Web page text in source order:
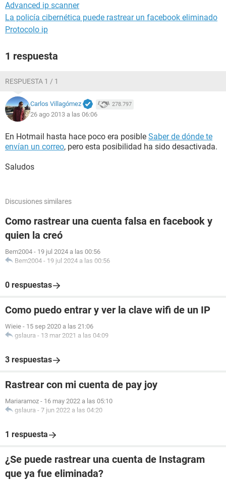
Advanced ip scanner
La policía cibernética puede rastrear un facebook eliminado
Protocolo ip
1 respuesta
RESPUESTA 1 / 1
Carlos Villagómez 278.797
26 ago 2013 a las 06:06
En Hotmail hasta hace poco era posible Saber de dónde te
envían un correo, pero esta posibilidad ha sido desactivada.
Saludos
Discusiones similares
Como rastrear una cuenta falsa en facebook y
quien la creó
Bem2004 - 19 jul 2024 a las 00:56
Bem2004 - 19 jul 2024 a las 00:56
0 respuestas
Como puedo entrar y ver la clave wifi de un IP
Wieie - 15 sep 2020 a las 21:06
gslaura - 13 mar 2021 a las 04:09
3 respuestas
Rastrear con mi cuenta de pay joy
Mariaramoz - 16 may 2022 a las 05:10
gslaura - 7 jun 2022 a las 04:20
1 respuesta
¿Se puede rastrear una cuenta de Instagram
que ya fue eliminada?